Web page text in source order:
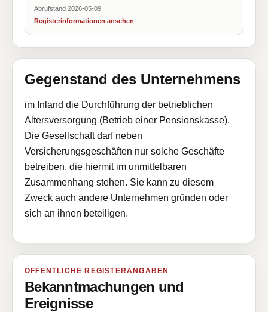
Abrufstand 2026-05-09
Registerinformationen ansehen
Gegenstand des Unternehmens
im Inland die Durchführung der betrieblichen
Altersversorgung (Betrieb einer Pensionskasse).
Die Gesellschaft darf neben
Versicherungsgeschäften nur solche Geschäfte
betreiben, die hiermit im unmittelbaren
Zusammenhang stehen. Sie kann zu diesem
Zweck auch andere Unternehmen gründen oder
sich an ihnen beteiligen.
ÖFFENTLICHE REGISTERANGABEN
Bekanntmachungen und
Ereignisse